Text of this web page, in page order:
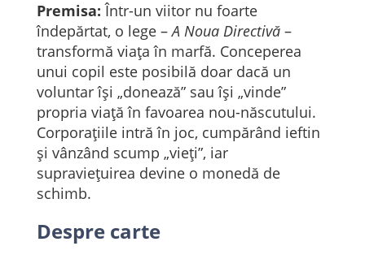
Premisa: Într-un viitor nu foarte
îndepărtat, o lege –A Noua Directivă–
transformă viața în marfă. Conceperea
unui copil este posibilă doar dacă un
voluntar își „donează” sau își „vinde”
propria viață în favoarea nou-născutului.
Corporațiile intră în joc, cumpărând ieftin
și vânzând scump „vieți”, iar
supraviețuirea devine o monedă de
schimb.
Despre carte